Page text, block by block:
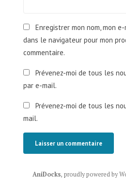
Enregistrer mon nom, mon
dans le navigateur pour mon
commentaire.
Prévenez-moi de tous les
par e-mail.
Prévenez-moi de tous les
mail.
AniDocks, proudly powered by